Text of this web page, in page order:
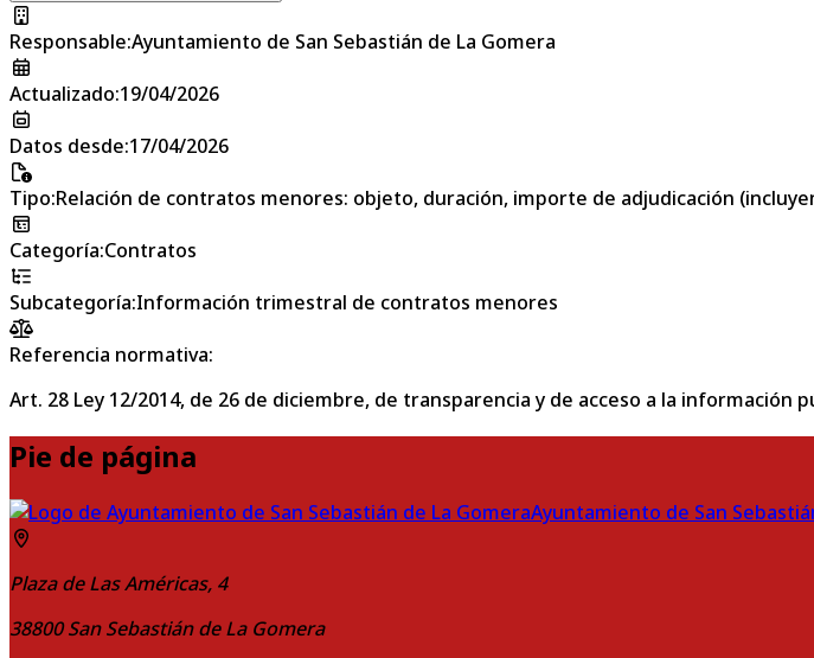
Responsable:Ayuntamiento de San Sebastián de La Gomera
Actualizado:19/04/2026
Datos desde:17/04/2026
Tipo:Relación de contratos menores: objeto, duración, importe de adjudicación
Categoría:Contratos
Subcategoría:Información trimestral de contratos menores
Referencia normativa:
Art. 28 Ley 12/2014, de 26 de diciembre, de transparencia y de acceso a la información
Pie de página
Ayuntamiento de San
Plaza de Las Américas, 4
38800 San Sebastián de La Gomera